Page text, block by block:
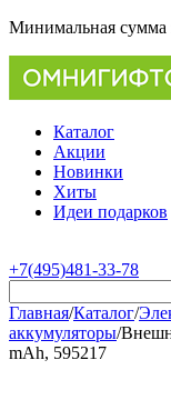
Минимальная сумма
Каталог
Акции
Новинки
Хиты
Идеи подарков
+7(495)481-33-78
Главная/Каталог/
аккумуляторы/
mAh, 595217